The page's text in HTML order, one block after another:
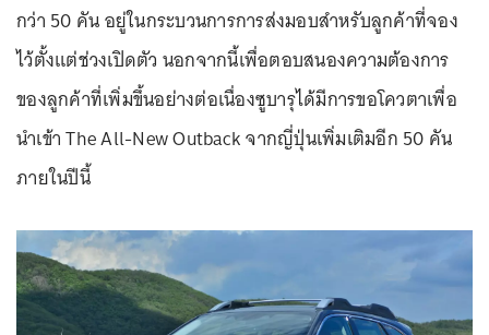
กว่า 50 คัน อยู่ในกระบวนการการส่งมอบสำหรับลูกค้าที่จอง
ไว้ตั้งแต่ช่วงเปิดตัว นอกจากนี้เพื่อตอบสนองความต้องการ
ของลูกค้าที่เพิ่มขึ้นอย่างต่อเนื่องซูบารุได้มีการขอโควตาเพื่อ
นำเข้า The All-New Outback จากญี่ปุ่นเพิ่มเติมอีก 50 คัน
ภายในปีนี้